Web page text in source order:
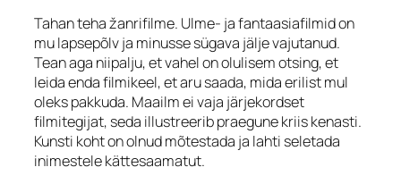
Tahan teha žanrifilme. Ulme- ja fantaasiafilmid on
mu lapsepõlv ja minusse sügava jälje vajutanud.
Tean aga niipalju, et vahel on olulisem otsing, et
leida enda filmikeel, et aru saada, mida erilist mul
oleks pakkuda. Maailm ei vaja järjekordset
filmitegijat, seda illustreerib praegune kriis kenasti.
Kunsti koht on olnud mõtestada ja lahti seletada
inimestele kättesaamatut.